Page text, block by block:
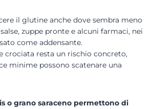
il glutine anche dove sembra meno
zuppe pronte e alcuni farmaci, nei
come addensante.
crociata resta un rischio concreto,
minime possono scatenare una
o grano saraceno permettono di